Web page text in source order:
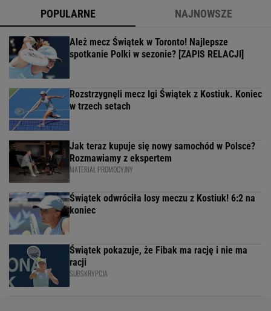
POPULARNE NAJNOWSZE
Ależ mecz Świątek w Toronto! Najlepsze
spotkanie Polki w sezonie? [ZAPIS RELACJI]
Rozstrzygnęli mecz Igi Świątek z Kostiuk. Koniec
w trzech setach
Jak teraz kupuje się nowy samochód w Polsce?
Rozmawiamy z ekspertem
MATERIAŁ PROMOCYJNY
Świątek odwróciła losy meczu z Kostiuk! 6:2 na
koniec
Świątek pokazuje, że Fibak ma rację i nie ma
racji
SUBSKRYPCJA